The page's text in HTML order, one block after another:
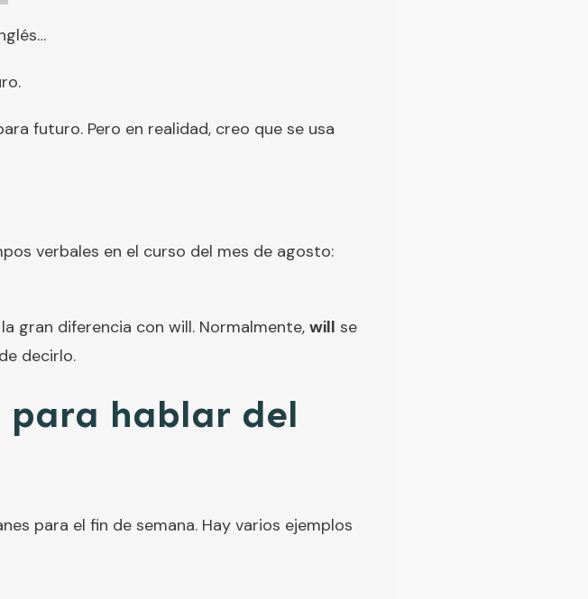
futuro. Pero en realidad, creo que se usa
verbales en el curso del mes de agosto:
gran diferencia con will. Normalmente, will se
decirlo.
para hablar del
para el fin de semana. Hay varios ejemplos